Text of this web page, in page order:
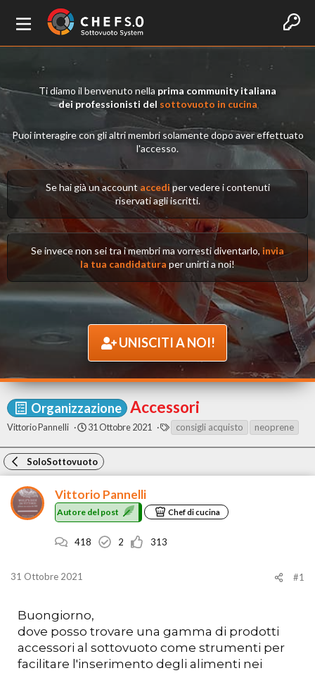
Ti diamo il benvenuto nella prima community italiana
dei professionisti del sottovuoto in cucina
Puoi interagire con gli altri membri solamente dopo aver effettuato
l'accesso.
Se hai già un account accedi per vedere i contenuti
riservati agli iscritti.
Se invece non sei tra i membri ma vorresti diventarlo, invia
la tua candidatura per unirti a noi!
UNISCITI A NOI!
Organizzazione Accessori
A
t
r
d
e
Vittorio Pannelli
D
t
a
d
i
n
i
i
31 Ottobre 2021
A
G
consigli acquisto neoprene
SoloSottovuoto
Vittorio Pannelli
Autore del post Chef di cucina
418 2 313
31 Ottobre 2021 #1
Buongiorno,
dove posso trovare una gamma di prodotti
accessori al sottovuoto come strumenti per
facilitare l'inserimento degli alimenti nei